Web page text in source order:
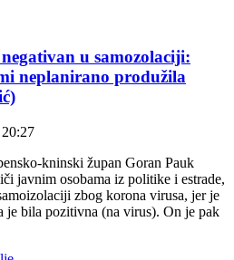
u samozolaciji:
neplanirano produžila
kninski župan Goran Pauk
javnim osobama iz politike i estrade,
zbog korona virusa, jer je
je bila pozitivna (na virus). On je pak